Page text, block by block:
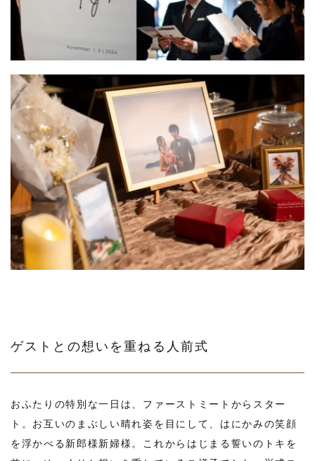
ゲストとの想いを重ねる人前式
おふたりの特別な一日は、ファーストミートからスター
ト。お互いのまぶしい晴れ姿を目にして、はにかみの笑顔
を浮かべる新郎様新婦様。これからはじまる誓いのトキを